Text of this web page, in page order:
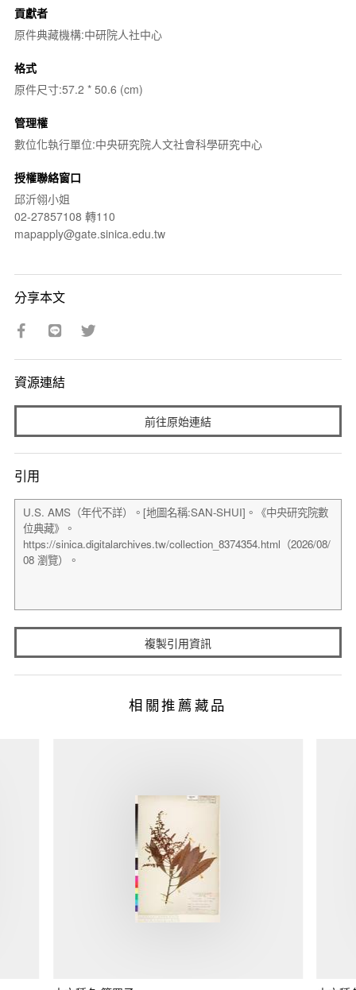
貢獻者
原件典藏機構:中研院人社中心
格式
原件尺寸:57.2 * 50.6 (cm)
管理權
數位化執行單位:中央研究院人文社會科學研究中心
授權聯絡窗口
邱沂翎小姐
02-27857108 轉110
mapapply@gate.sinica.edu.tw
分享本文
資源連結
前往原始連結
引用
複製引用資訊
相關推薦藏品